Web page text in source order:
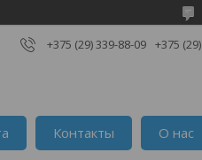
+375 (29) 339-88-09 +375
Контакты О нас